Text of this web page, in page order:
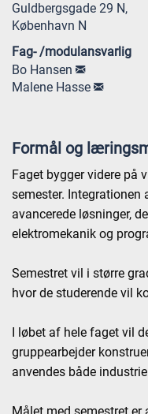
Guldbergsgade 29 N,
København N
Fag- /modulansvarlig
Bo Hansen
Malene Hasse
Formål og
Faget bygger videre på
semester. Integrationen
avancerede løsninger,
elektromekanik og
Semestret vil i større
hvor de studerende vil
I løbet af hele faget vil
gruppearbejder
anvendes både